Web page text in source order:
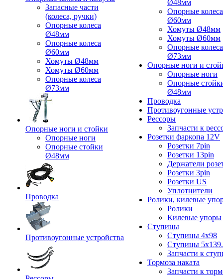
Запасные части
(колеса, ручки)
Опорные колеса
Ø48мм
Опорные колеса
Ø60мм
Хомуты Ø48мм
Хомуты Ø60мм
Опорные колеса
Ø73мм
Опорные ноги и стойки
Опорные ноги
Опорные стойки
Ø48мм
Проводка
Противоугонные устройства
Ø48мм
Опорные колеса
Ø60мм
Хомуты Ø48мм
Хомуты Ø60мм
Опорные колеса
Ø73мм
Опорные ноги и
Опорные ноги
Опорные
Ø48мм
Проводка
Противоугонные
Рессоры
Запчасти к
Розетки фаркопа 12V
Розетки 7pin
Розетки 13pin
Держатели
Розетки 3pin
Розетки US
Уплотнители
Ролики, килевые
Ролики
Килевые упоры
Ступицы
Ступицы 4x98
Ступицы
Запчасти к
Тормоза наката
Запчасти к